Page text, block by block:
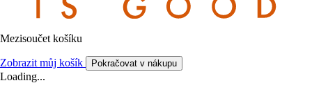
Mezisoučet košíku
Zobrazit můj košík Pokračovat v nákupu
Loading...